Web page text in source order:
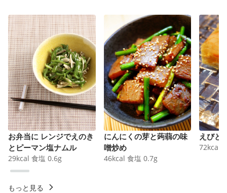
お弁当に レンジでえのき
とピーマン塩ナムル
29kcal 食塩 0.6g
にんにくの芽と蒟蒻の味
噌炒め
46kcal 食塩 0.7g
えびと
72kcal
もっと見る